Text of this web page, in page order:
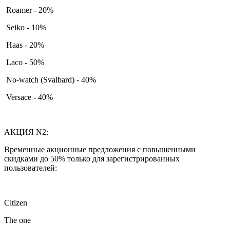
Roamer - 20%
Seiko - 10%
Haas - 20%
Laco - 50%
No-watch (Svalbard) - 40%
Versace - 40%
АКЦИЯ N2:
Временные акционные предложения с повышенными
скидками до 50% только для зарегистрированных
пользователей:
Citizen
The one